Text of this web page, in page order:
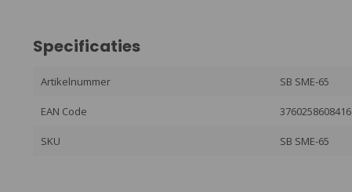
Specificaties
Artikelnummer SB SME-65
EAN Code 3760258608416
SKU SB SME-65